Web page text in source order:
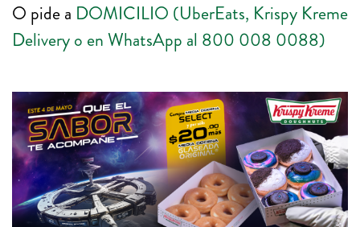
O pide a DOMICILIO (UberEats, Krispy Kreme
Delivery o en WhatsApp al 800 008 0088)